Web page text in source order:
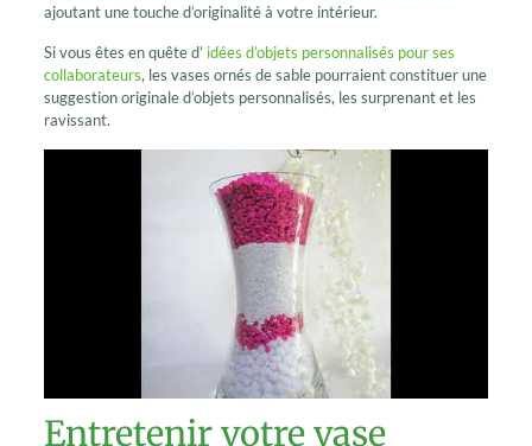
ajoutant une touche d’originalité à votre intérieur.
Si vous êtes en quête d’ idées d’objets personnalisés pour ses
collaborateurs, les vases ornés de sable pourraient constituer une
suggestion originale d’objets personnalisés, les surprenant et les
ravissant.
Entretenir votre vase